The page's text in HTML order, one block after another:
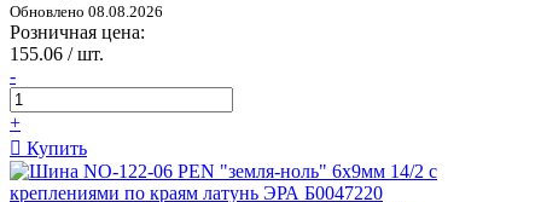
Обновлено 08.08.2026
Розничная цена:
155.06 / шт.
-
+
Купить